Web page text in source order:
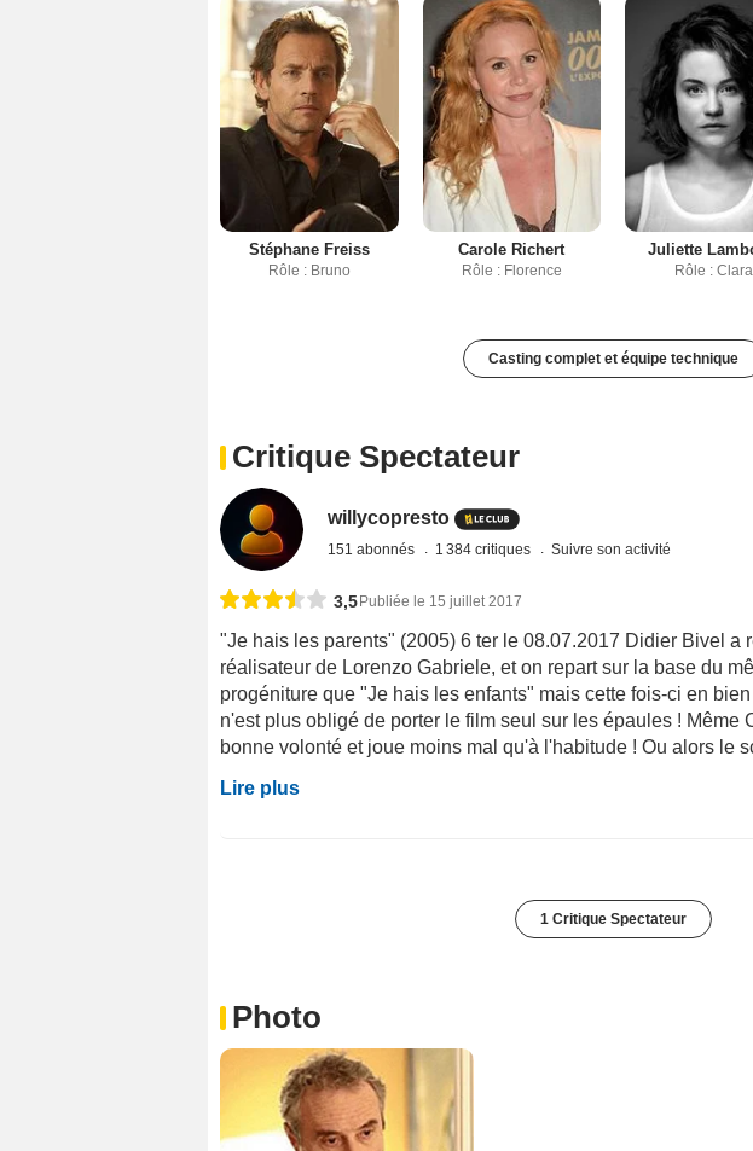
Stéphane Freiss
Rôle : Bruno
Carole Richert
Rôle : Florence
Juliette
Rôle : Clara
Casting complet et équipe technique
Critique Spectateur
willycopresto
151 abonnés 1 384 critiques Suivre son activité
3,5Publiée le 15 juillet 2017
"Je hais les parents" (2005) 6 ter le 08.07.2017 Didier Bivel a
réalisateur de Lorenzo Gabriele, et on repart sur la base du
progéniture que "Je hais les enfants" mais cette fois-ci en
n'est plus obligé de porter le film seul sur les épaules ! Même
bonne volonté et joue moins mal qu'à l'habitude ! Ou alors le
Lire plus
1 Critique Spectateur
Photo